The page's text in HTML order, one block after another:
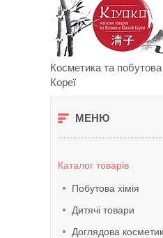
Косметика та побутова
Кореї
Каталог товарів
Побутова хімія
Дитячі товари
Доглядова